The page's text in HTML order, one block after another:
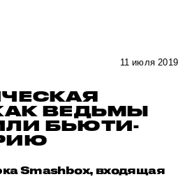
11 июля 2019
ВЕДЬМЫ
БЬЮТИ-
Smashbox, входящая